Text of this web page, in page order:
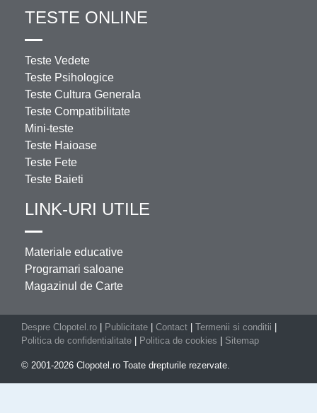
TESTE ONLINE
Teste Vedete
Teste Psihologice
Teste Cultura Generala
Teste Compatibilitate
Mini-teste
Teste Haioase
Teste Fete
Teste Baieti
LINK-URI UTILE
Materiale educative
Programari saloane
Magazinul de Carte
Despre Clopotel.ro Publicitate Contact Termenii si conditii
Politica de confidentialitate
Politica de cookies Sitemap
© 2001-2026 Clopotel.ro Toate drepturile rezervate.